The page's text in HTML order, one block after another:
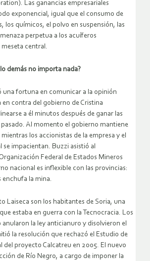
Las ganancias empresariales
exponencial, igual que el consumo de
los químicos, el polvo en suspensión, las
perpetua a los acuíferos
central.
demás no importa nada?
una fortuna en comunicar a la opinión
en contra del gobierno de Cristina
a él minutos después de ganar las
pasado. Al momento el gobierno mantiene
los accionistas de la empresa y el
se impacientan. Buzzi asistió al
Federal de Estados Mineros
nacional es inflexible con las provincias:
enchufa la mina.
Laiseca son los habitantes de Soria, una
estaba en guerra con la Tecnocracia. Los
anularon la ley anticianuro y disolvieron el
la resolución que rechazó el Estudio de
del proyecto Calcatreu en 2005. El nuevo
de Río Negro, a cargo de imponer la